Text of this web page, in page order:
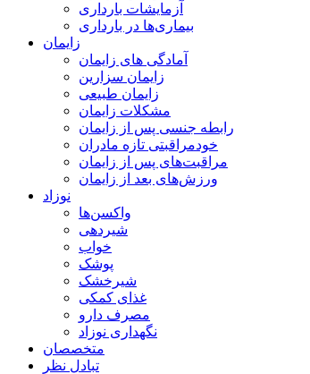
آزمایشات بارداری
بیماری‌ها در بارداری
زایمان
آمادگی های زایمان
زایمان سزارین
زایمان طبیعی
مشکلات زایمان
رابطه جنسی پس از زایمان
خودمراقبتی تازه مادران
مراقبت‌های پس از زایمان
ورزش‌های بعد از زایمان
نوزاد
واکسن‌ها
شیردهی
خواب
پوشک
شیرخشک
غذای کمکی
مصرف دارو
نگهداری نوزاد
متخصصان
تبادل نظر